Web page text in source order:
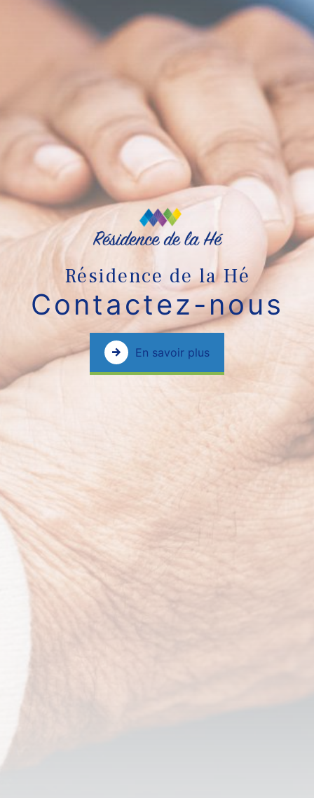
Résidence de la Hé
Contactez-nous
En savoir plus